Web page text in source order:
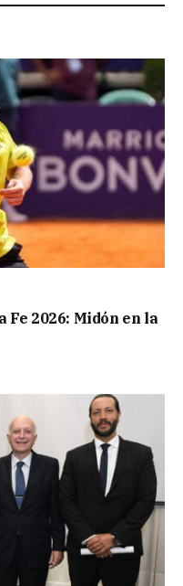
Fe 2026: Midón en la